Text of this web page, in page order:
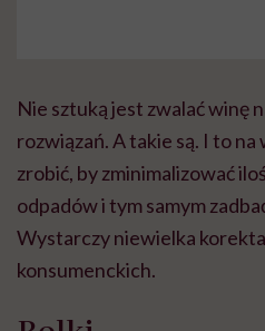
Nie sztuką jest zwalać winę
rozwiązań. A takie są. I to
zrobić, by zminimalizować
odpadów i tym samym
Wystarczy niewielka
konsumenckich.